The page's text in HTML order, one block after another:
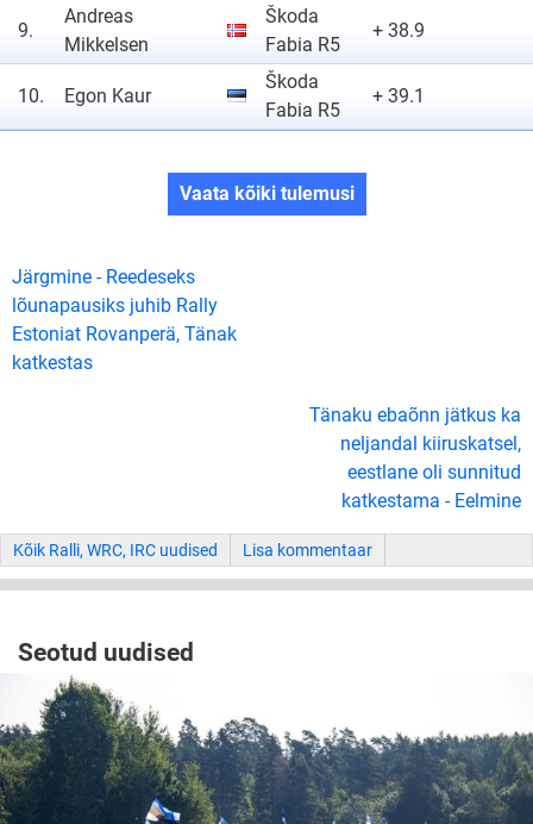
9.
Andreas
Mikkelsen
Škoda
Fabia R5
+ 38.9
10. Egon Kaur
Škoda
Fabia R5
+ 39.1
Vaata kõiki tulemusi
Järgmine - Reedeseks
lõunapausiks juhib Rally
Estoniat Rovanperä, Tänak
katkestas
Tänaku ebaõnn jätkus ka
neljandal kiiruskatsel,
eestlane oli sunnitud
katkestama - Eelmine
Kõik Ralli, WRC, IRC uudised Lisa kommentaar
Seotud uudised